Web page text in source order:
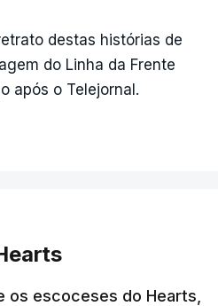
destas histórias de
do Linha da Frente
após o Telejornal.
os escoceses do Hearts,